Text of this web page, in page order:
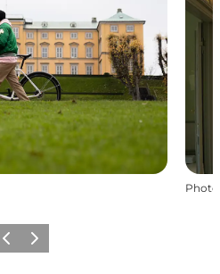
Photo
Previous
Next